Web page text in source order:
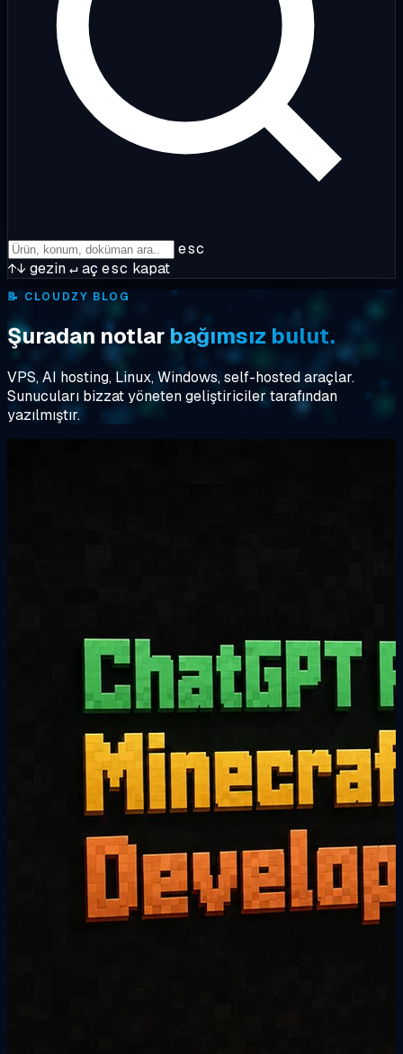
esc
↑↓ gezin↵aç esc kapat
📝 CLOUDZY BLOG
Şuradan notlar bağımsız bulut.
VPS, AI hosting, Linux, Windows, self-hosted araçlar.
Sunucuları bizzat yöneten geliştiriciler tarafından
yazılmıştır.